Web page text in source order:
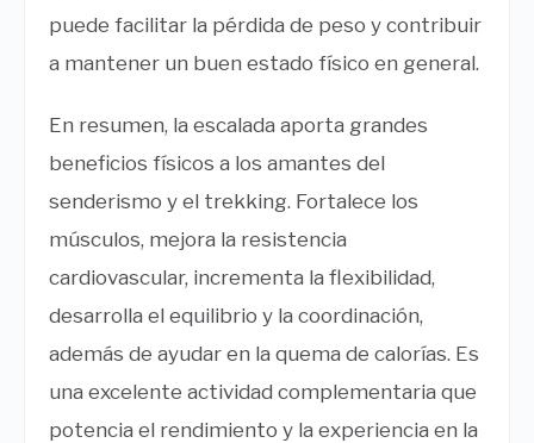
puede facilitar la pérdida de peso y contribuir
a mantener un buen estado físico en general.
En resumen, la escalada aporta grandes
beneficios físicos a los amantes del
senderismo y el trekking. Fortalece los
músculos, mejora la resistencia
cardiovascular, incrementa la flexibilidad,
desarrolla el equilibrio y la coordinación,
además de ayudar en la quema de calorías. Es
una excelente actividad complementaria que
potencia el rendimiento y la experiencia en la